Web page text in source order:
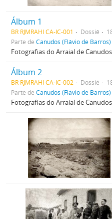
Álbum 1
BR RJMRAHI CA-IC-001 Dossiê
Parte de Canudos (Flávio de Barros)
Fotografias do Arraial de
Álbum 2
BR RJMRAHI CA-IC-002 Dossiê
Parte de Canudos (Flávio de Barros)
Fotografias do Arraial de